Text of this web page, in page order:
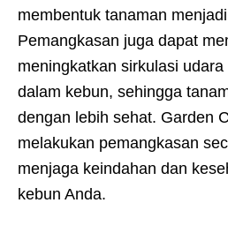
membentuk tanaman
Pemangkasan juga dapat
meningkatkan sirkulasi
dalam kebun, sehingga
dengan lebih sehat. Garden
melakukan pemangkasan
menjaga keindahan dan
kebun Anda.